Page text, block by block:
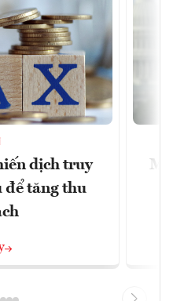
dịch truy
để tăng thu